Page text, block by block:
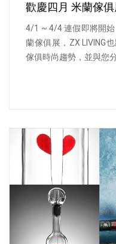
歡慶四月 米蘭傢
4/1 ~ 4/4 連假即將開
蘭傢俱展，ZX LIVING
傢俱時尚趨勢，並與您分